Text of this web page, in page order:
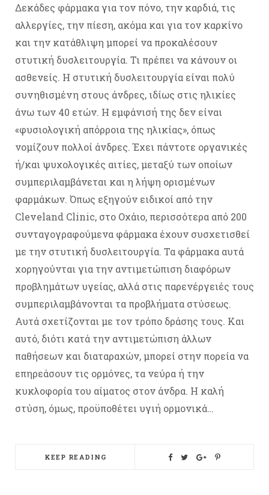
Δεκάδες φάρμακα για τον πόνο, την καρδιά, τις
αλλεργίες, την πίεση, ακόμα και για τον καρκίνο
και την κατάθλιψη μπορεί να προκαλέσουν
στυτική δυσλειτουργία. Τι πρέπει να κάνουν οι
ασθενείς. Η στυτική δυσλειτουργία είναι πολύ
συνηθισμένη στους άνδρες, ιδίως στις ηλικίες
άνω των 40 ετών. Η εμφάνισή της δεν είναι
«φυσιολογική απόρροια της ηλικίας», όπως
νομίζουν πολλοί άνδρες. Έχει πάντοτε οργανικές
ή/και ψυχολογικές αιτίες, μεταξύ των οποίων
συμπεριλαμβάνεται και η λήψη ορισμένων
φαρμάκων. Όπως εξηγούν ειδικοί από την
Cleveland Clinic, στο Οχάιο, περισσότερα από 200
συνταγογραφούμενα φάρμακα έχουν συσχετισθεί
με την στυτική δυσλειτουργία. Τα φάρμακα αυτά
χορηγούνται για την αντιμετώπιση διαφόρων
προβλημάτων υγείας, αλλά στις παρενέργειές τους
συμπεριλαμβάνονται τα προβλήματα στύσεως.
Αυτά σχετίζονται με τον τρόπο δράσης τους. Και
αυτό, διότι κατά την αντιμετώπιση άλλων
παθήσεων και διαταραχών, μπορεί στην πορεία να
επηρεάσουν τις ορμόνες, τα νεύρα ή την
κυκλοφορία του αίματος στον άνδρα. Η καλή
στύση, όμως, προϋποθέτει υγιή ορμονικά…
KEEP READING